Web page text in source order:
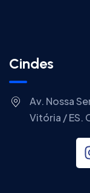
Cindes
Av. Nossa
Vitória / ES.